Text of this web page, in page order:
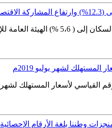
لشهر يوليو 2019م
وطننا بلغة الأرقام الإحصائية